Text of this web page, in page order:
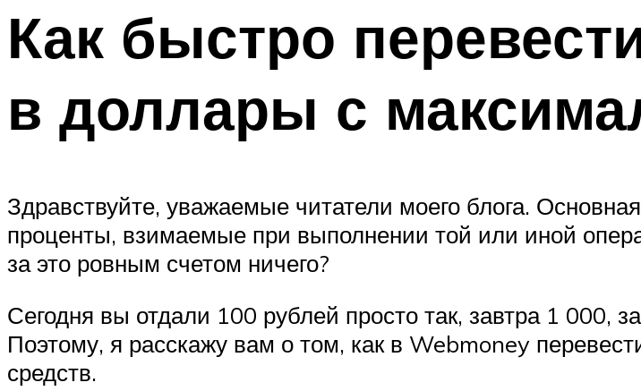
Как быстро
в доллары с
Здравствуйте, уважаемые читатели моего блога.
проценты, взимаемые при выполнении той или иной
за это ровным счетом ничего?
Сегодня вы отдали 100 рублей просто так, завтра 1 000,
Поэтому, я расскажу вам о том, как в Webmoney
средств.